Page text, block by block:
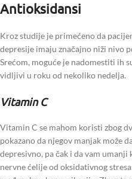
Antioksidansi
Kroz studije je primećeno da
depresije imaju značajno niži nivo
Srećom, moguće je nadomestiti ih
vidljivi u roku od nekoliko nedelja.
Vitamin C
Vitamin C se mahom koristi zbog
pokazano da njegov manjak može
depresivno, pa čak i da vam
nervne ćelije od oksidativnog